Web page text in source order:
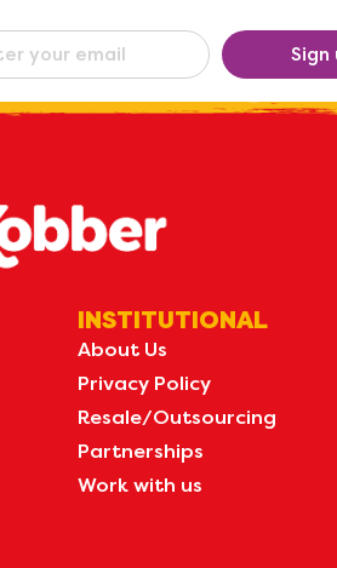
Sign
INSTITUTIONAL
About Us
Privacy Policy
Resale/Outsourcing
Partnerships
Work with us